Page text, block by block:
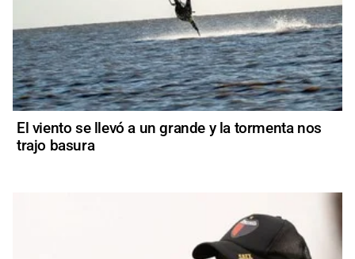
El viento se llevó a un grande y la tormenta nos
trajo basura